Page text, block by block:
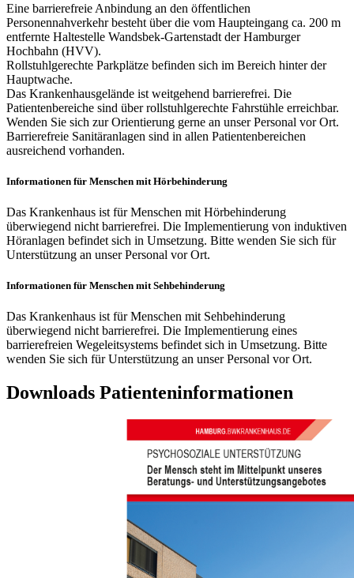
Eine barrierefreie Anbindung an den öffentlichen
Personennahverkehr besteht über die vom Haupteingang ca. 200 m
entfernte Haltestelle Wandsbek-Gartenstadt der Hamburger
Hochbahn (HVV).
Rollstuhlgerechte Parkplätze befinden sich im Bereich hinter der
Hauptwache.
Das Krankenhausgelände ist weitgehend barrierefrei. Die
Patientenbereiche sind über rollstuhlgerechte Fahrstühle erreichbar.
Wenden Sie sich zur Orientierung gerne an unser Personal vor Ort.
Barrierefreie Sanitäranlagen sind in allen Patientenbereichen
ausreichend vorhanden.
Informationen für Menschen mit Hörbehinderung
Das Krankenhaus ist für Menschen mit Hörbehinderung
überwiegend nicht barrierefrei. Die Implementierung von induktiven
Höranlagen befindet sich in Umsetzung. Bitte wenden Sie sich für
Unterstützung an unser Personal vor Ort.
Informationen für Menschen mit Sehbehinderung
Das Krankenhaus ist für Menschen mit Sehbehinderung
überwiegend nicht barrierefrei. Die Implementierung eines
barrierefreien Wegeleitsystems befindet sich in Umsetzung. Bitte
wenden Sie sich für Unterstützung an unser Personal vor Ort.
Downloads Patienteninformationen